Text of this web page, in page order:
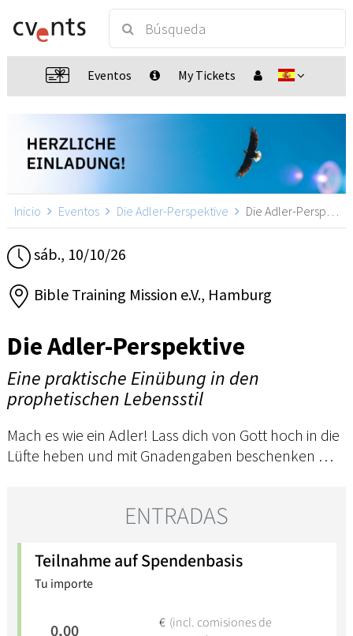
Eventos My Tickets
Inicio Eventos Die Adler-Perspektive Die Adler-Perspektive, Hamburg
sáb., 10/10/26
Bible Training Mission e.V., Hamburg
Die Adler-Perspektive
Eine praktische Einübung in den
prophetischen Lebensstil
Mach es wie ein Adler! Lass dich von Gott hoch in die
Lüfte heben und mit Gnadengaben beschenken …